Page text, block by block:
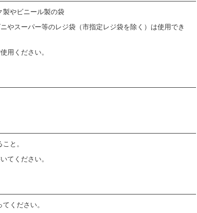
製やビニール製の袋
やスーパー等のレジ袋（市指定レジ袋を除く）は使用でき
用ください。
と。
てください。
ください。